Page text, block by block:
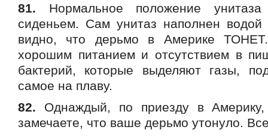
81. Нормальное положение
сиденьем. Сам унитаз наполнен
видно, что дерьмо в Америке
хорошим питанием и отсутствием в
бактерий, которые выделяют газы,
самое на плаву.
82. Однаждый, по приезду в
замечаете, что ваше дерьмо утонуло.